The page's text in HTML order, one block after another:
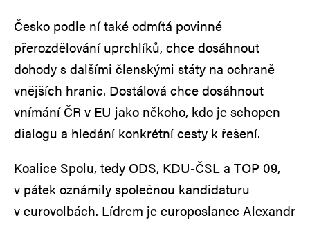
Česko podle ní také odmítá povinné
přerozdělování uprchlíků, chce dosáhnout
dohody s dalšími členskými státy na ochraně
vnějších hranic. Dostálová chce dosáhnout
vnímání ČR v EU jako někoho, kdo je schopen
dialogu a hledání konkrétní cesty k řešení.
Koalice Spolu, tedy ODS, KDU-ČSL a TOP 09,
v pátek oznámily společnou kandidaturu
v eurovolbách. Lídrem je europoslanec Alexandr